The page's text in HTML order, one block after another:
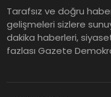
Tarafsız ve doğru
gelişmeleri sizlere
dakika haberleri,
fazlası Gazete